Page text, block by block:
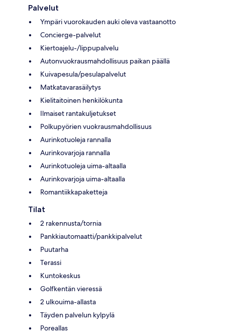
Palvelut
Ympäri vuorokauden auki oleva vastaanotto
Concierge-palvelut
Kiertoajelu-/lippupalvelu
Autonvuokrausmahdollisuus paikan päällä
Kuivapesula/pesulapalvelut
Matkatavarasäilytys
Kielitaitoinen henkilökunta
Ilmaiset rantakuljetukset
Polkupyörien vuokrausmahdollisuus
Aurinkotuoleja rannalla
Aurinkovarjoja rannalla
Aurinkotuoleja uima-altaalla
Aurinkovarjoja uima-altaalla
Romantiikkapaketteja
Tilat
2 rakennusta/tornia
Pankkiautomaatti/pankkipalvelut
Puutarha
Terassi
Kuntokeskus
Golfkentän vieressä
2 ulkouima-allasta
Täyden palvelun kylpylä
Poreallas